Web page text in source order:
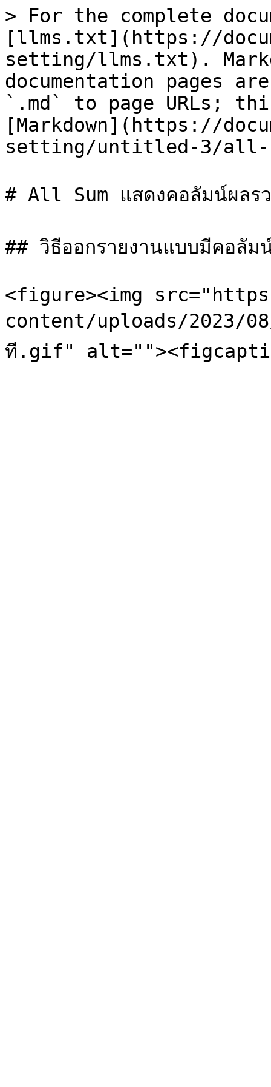
> For the complete
[llms.txt](https://
setting/llms.txt).
documentation pages
`.md` to page URLs;
[Markdown](https://
setting/untitled-3/all-
# All Sum แสดงคอลัมน์ผลรว
## วิธีออกรายงานแบบมีคอลัม
<figure><img
content/uploads/2023/